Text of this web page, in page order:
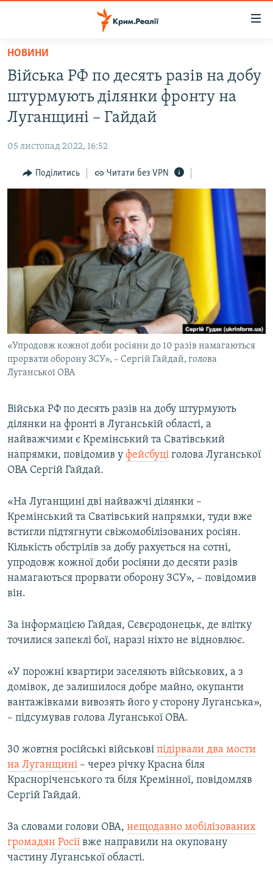
Перейти
основного
матеріалу
Перейти
до
основної
Перейти
до
ВІДЕО ТА ФОТО
БЛОГИ
ПОГЛЯД
СПЕЦПРОЕКТИ
ДЕПОРТАЦІЯ
ВІДЕОУРОКИ «ELIFBE»
СВІДЧЕННЯ ОКУПАЦІЇ
УКРАЇНСЬКА ПРОБЛЕМА КРИМУ
ІНФОГРАФІКА
ЯК ОБІЙТИ БЛОКУВАННЯ
Русский
Qırımtatar
ДОЛУЧАЙСЯ!
Усі сайти RFE/RL
НОВИНИ
Війська РФ по десять разів на добу
штурмують ділянки фронту на
Луганщині – Гайдай
05 листопад 2022, 16:52
Поділитись Читати без VPN
«Упродовж кожної доби росіяни до 10 разів намагаються
прорвати оборону ЗСУ», – Сергій Гайдай, голова
Луганської ОВА
Війська РФ по десять разів на добу штурмують
ділянки на фронті в Луганській області, а
найважчими є Кремінський та Сватівський
напрямки, повідомив у фейсбуці голова Луганської
ОВА Сергій Гайдай.
«На Луганщині дві найважчі ділянки –
Кремінський та Сватівський напрямки, туди вже
встигли підтягнути свіжомобілізованих росіян.
Кількість обстрілів за добу рахується на сотні,
упродовж кожної доби росіяни до десяти разів
намагаються прорвати оборону ЗСУ», – повідомив
він.
За інформацією Гайдая, Сєвєродонецьк, де влітку
точилися запеклі бої, наразі ніхто не відновлює.
«У порожні квартири заселяють військових, а з
домівок, де залишилося добре майно, окупанти
вантажівками вивозять його у сторону Луганська»,
– підсумував голова Луганської ОВА.
30 жовтня російські військові підірвали два мости
на Луганщині – через річку Красна біля
Красноріченського та біля Кремінної, повідомляв
Сергій Гайдай.
За словами голови ОВА, нещодавно мобілізованих
громадян Росії вже направили на окуповану
частину Луганської області.